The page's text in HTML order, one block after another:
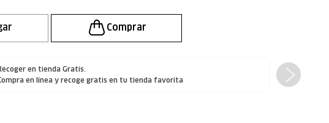
en tienda Gratis.
en línea yrecoge gratis en tu tienda favorita